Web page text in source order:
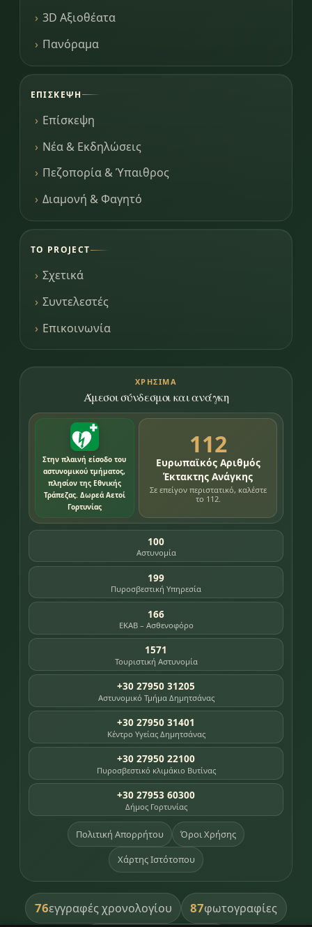
3D Αξιοθέατα
Πανόραμα
ΕΠΊΣΚΕΨΗ
Επίσκεψη
Νέα & Εκδηλώσεις
Πεζοπορία & Ύπαιθρος
Διαμονή & Φαγητό
ΤΟ PROJECT
Σχετικά
Συντελεστές
Επικοινωνία
ΧΡΉΣΙΜΑ
Άμεσοι σύνδεσμοι και ανάγκη
Στην πλαινή είσοδο του
αστυνομικού τμήματος,
πλησίον της Εθνικής
Τράπεζας. Δωρεά Αετοί
Γορτυνίας
112
Ευρωπαϊκός Αριθμός
Έκτακτης Ανάγκης
Σε επείγον περιστατικό, καλέστε
το 112.
100
Αστυνομία
199
Πυροσβεστική Υπηρεσία
166
ΕΚΑΒ – Ασθενοφόρο
1571
Τουριστική Αστυνομία
+30 27950 31205
Αστυνομικό Τμήμα Δημητσάνας
+30 27950 31401
Κέντρο Υγείας Δημητσάνας
+30 27950 22100
Πυροσβεστικό κλιμάκιο Βυτίνας
+30 27953 60300
Δήμος Γορτυνίας
Πολιτική Απορρήτου Όροι Χρήσης
Χάρτης Ιστότοπου
76εγγραφές χρονολογίου 87φωτογραφίες